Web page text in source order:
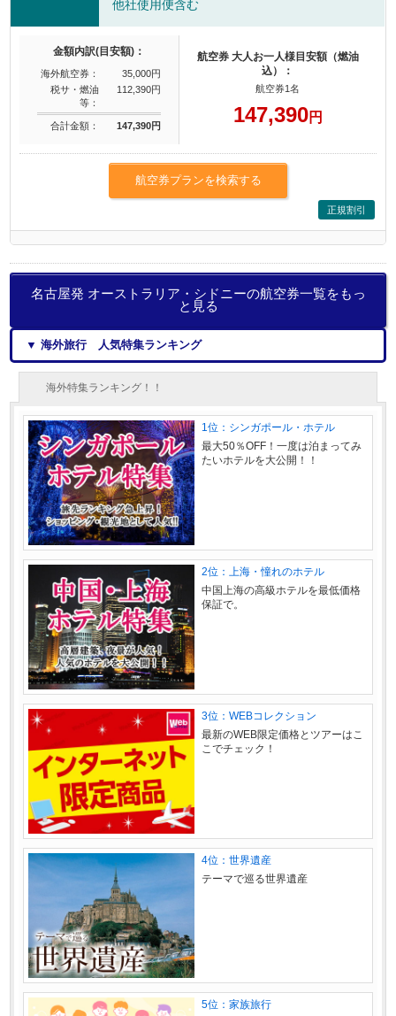
他社使用便含む
金額内訳(目安額)：
海外航空券：
35,000円
税サ・燃油
等：
112,390円
合計金額： 147,390円
航空券 大人お一人様目安額（燃油
込）：
航空券1名
147,390円
航空券プランを検索する
正規割引
名古屋発 オーストラリア・シドニーの航空券一覧をもっ
と見る
▼ 海外旅行 人気特集ランキング
海外特集ランキング！！
1位：シンガポール・ホテル
最大50％OFF！一度は泊まってみ
たいホテルを大公開！！
2位：上海・憧れのホテル
中国上海の高級ホテルを最低価格
保証で。
3位：WEBコレクション
最新のWEB限定価格とツアーはこ
こでチェック！
4位：世界遺産
テーマで巡る世界遺産
5位：家族旅行